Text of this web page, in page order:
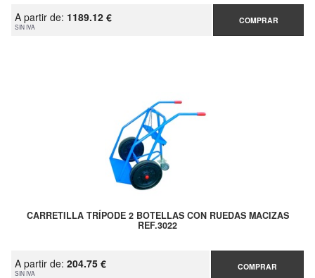
A partir de: 1189.12 €
SIN IVA
COMPRAR
CARRETILLA TRÍPODE 2 BOTELLAS CON RUEDAS MACIZAS
REF.3022
A partir de: 204.75 €
SIN IVA
COMPRAR